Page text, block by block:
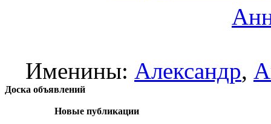
Именины: Александр,
Доска объявлений
Новые публикации